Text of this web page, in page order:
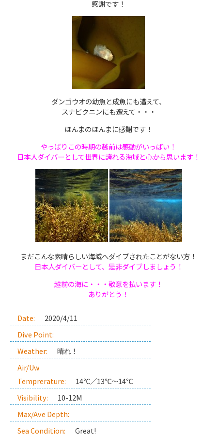
感謝です！
ダンゴウオの幼魚と成魚にも遭えて、
スナビクニンにも遭えて・・・
ほんまのほんまに感謝です！
やっぱりこの時期の越前は感動がいっぱい！
日本人ダイバーとして世界に誇れる海域と心から思います！
まだこんな素晴らしい海域へダイブされたことがない方！
日本人ダイバーとして、是非ダイブしましょう！
越前の海に・・・敬意を払います！
ありがとう！
Date:
2020/4/11
Dive Point:
Weather:
晴れ！
Air/Uw
Temprerature:
14℃／13℃～14℃
Visibility:
10-12M
Max/Ave Depth:
Sea Condition:
Great!